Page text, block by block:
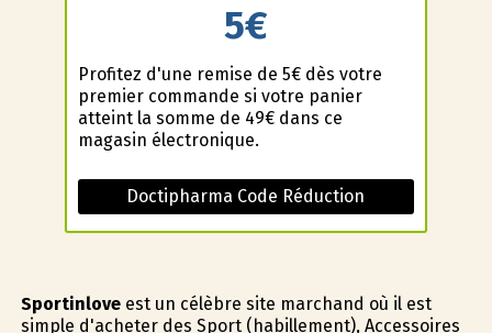
5€
Profitez d'une remise de 5€ dès votre
premier commande si votre panier
atteint la somme de 49€ dans ce
magasin électronique.
Doctipharma Code Réduction
Sportinloveest un célèbre site marchand où il est
simple d'acheter des Sport (habillement), Accessoires